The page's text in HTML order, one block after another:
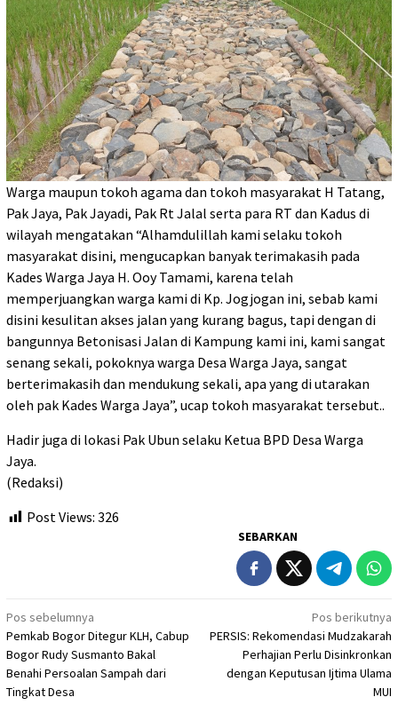
Warga maupun tokoh agama dan tokoh masyarakat H Tatang,
Pak Jaya, Pak Jayadi, Pak Rt Jalal serta para RT dan Kadus di
wilayah mengatakan “Alhamdulillah kami selaku tokoh
masyarakat disini, mengucapkan banyak terimakasih pada
Kades Warga Jaya H. Ooy Tamami, karena telah
memperjuangkan warga kami di Kp. Jogjogan ini, sebab kami
disini kesulitan akses jalan yang kurang bagus, tapi dengan di
bangunnya Betonisasi Jalan di Kampung kami ini, kami sangat
senang sekali, pokoknya warga Desa Warga Jaya, sangat
berterimakasih dan mendukung sekali, apa yang di utarakan
oleh pak Kades Warga Jaya”, ucap tokoh masyarakat tersebut..
Hadir juga di lokasi Pak Ubun selaku Ketua BPD Desa Warga
Jaya.
(Redaksi)
Post Views: 326
SEBARKAN
Navigasi
pos
Pos sebelumnya
Pemkab Bogor Ditegur KLH, Cabup
Bogor Rudy Susmanto Bakal
Benahi Persoalan Sampah dari
Tingkat Desa
Pos berikutnya
PERSIS: Rekomendasi Mudzakarah
Perhajian Perlu Disinkronkan
dengan Keputusan Ijtima Ulama
MUI